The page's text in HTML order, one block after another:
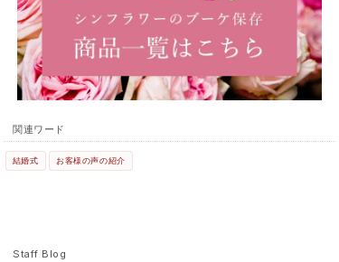
関連ワード
結婚式 お客様の声の紹介
Staff Blog